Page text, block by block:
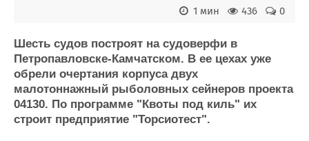
Пульс
Новости
Компании
Репутация
Работа
Крюинг
Доска объявлений
Продажа флота
Оборудование
Изделия
Материалы
Услуги
0
436
1 мин
Шесть судов построят на судоверфи в
Петропавловске-Камчатском. В ее цехах уже
обрели очертания корпуса двух
малотоннажный рыболовных сейнеров проекта
04130. По программе "Квоты под киль" их
строит предприятие "Торсиотест".